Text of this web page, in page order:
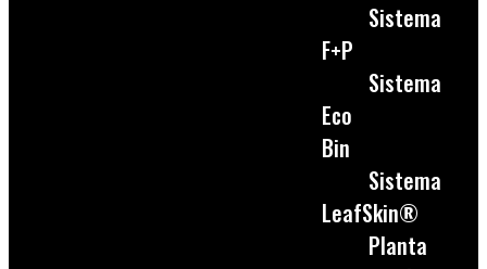
Sistema
F+P
Sistema
Eco
Bin
Sistema
LeafSkin®
Planta